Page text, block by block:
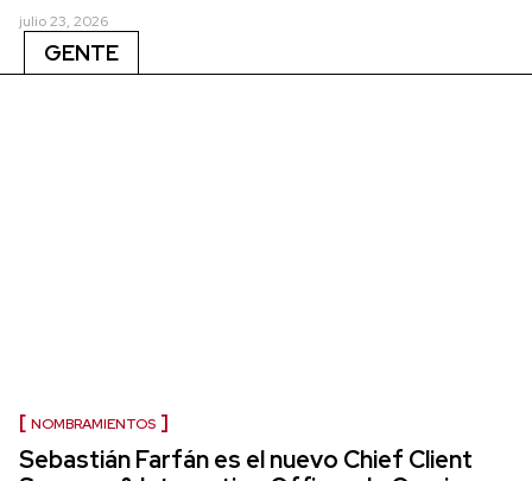
julio 23, 2026
GENTE
NOMBRAMIENTOS
Sebastián Farfán es el nuevo Chief Client